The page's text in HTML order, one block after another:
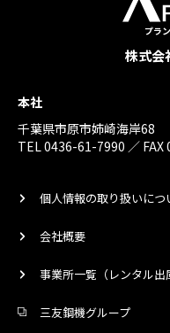
プラ
株式会
本社
千葉県市原市姉崎海岸68
TEL 0436-61-7990 ／
個人情報の取り扱いにつ
会社概要
事業所一覧（レンタル出
三友鋼機グループ